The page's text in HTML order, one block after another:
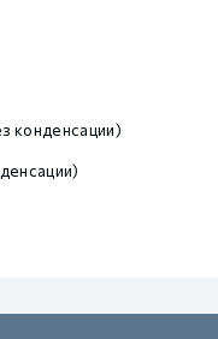
конденсации)